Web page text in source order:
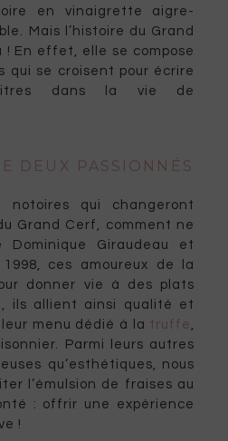
en vinaigrette aigre-
Mais l’histoire du Grand
! En effet, elle se compose
qui se croisent pour écrire
dans la vie de
DEUX PASSIONNÉS
notoires qui changeront
Grand Cerf, comment ne
Giraudeau et
ces amoureux de la
donner vie à des plats
ils allient ainsi qualité et
menu dédié à la truffe ,
Parmi leurs autres
qu’esthétiques, nous
l’émulsion de fraises au
: offrir une expérience
!